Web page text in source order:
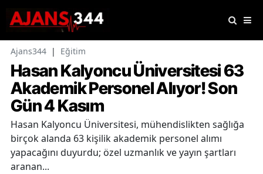
Ajans344 | Eğitim
Hasan Kalyoncu Üniversitesi 63
Akademik Personel Alıyor! Son
Gün 4 Kasım
Hasan Kalyoncu Üniversitesi, mühendislikten sağlığa
birçok alanda 63 kişilik akademik personel alımı
yapacağını duyurdu; özel uzmanlık ve yayın şartları
aranan...